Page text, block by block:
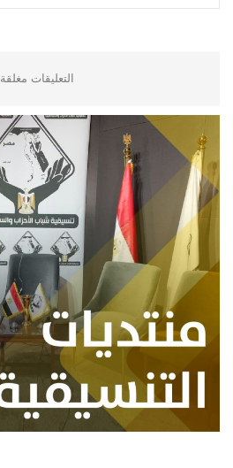
التعليقات مغلقة.